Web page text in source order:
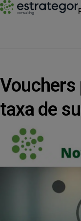
Vouchers
taxa de